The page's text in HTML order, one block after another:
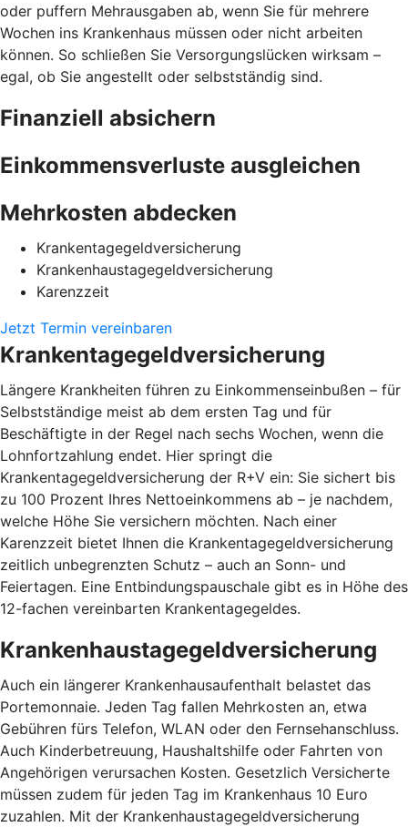
oder puffern Mehrausgaben ab, wenn Sie für mehrere
Wochen ins Krankenhaus müssen oder nicht arbeiten
können. So schließen Sie Versorgungslücken wirksam –
egal, ob Sie angestellt oder selbstständig sind.
Finanziell absichern
Einkommensverluste ausgleichen
Mehrkosten abdecken
Krankentagegeldversicherung
Krankenhaustagegeldversicherung
Karenzzeit
Jetzt Termin vereinbaren
Krankentagegeldversicherung
Längere Krankheiten führen zu Einkommenseinbußen – für
Selbstständige meist ab dem ersten Tag und für
Beschäftigte in der Regel nach sechs Wochen, wenn die
Lohnfortzahlung endet. Hier springt die
Krankentagegeldversicherung der R+V ein: Sie sichert bis
zu 100 Prozent Ihres Nettoeinkommens ab – je nachdem,
welche Höhe Sie versichern möchten. Nach einer
Karenzzeit bietet Ihnen die Krankentagegeldversicherung
zeitlich unbegrenzten Schutz – auch an Sonn- und
Feiertagen. Eine Entbindungspauschale gibt es in Höhe des
12-fachen vereinbarten Krankentagegeldes.
Krankenhaustagegeldversicherung
Auch ein längerer Krankenhausaufenthalt belastet das
Portemonnaie. Jeden Tag fallen Mehrkosten an, etwa
Gebühren fürs Telefon, WLAN oder den Fernsehanschluss.
Auch Kinderbetreuung, Haushaltshilfe oder Fahrten von
Angehörigen verursachen Kosten. Gesetzlich Versicherte
müssen zudem für jeden Tag im Krankenhaus 10 Euro
zuzahlen. Mit der Krankenhaustagegeldversicherung